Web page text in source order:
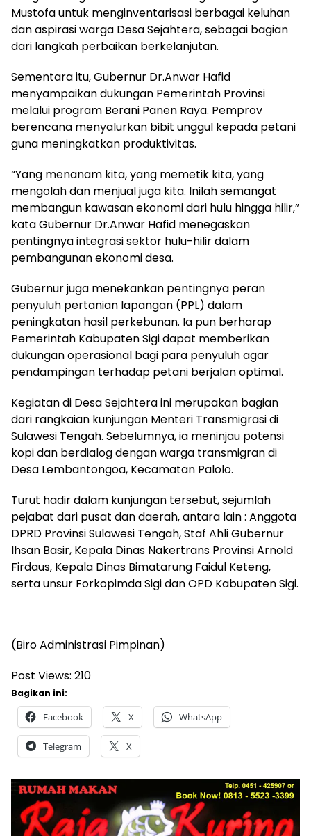
Mustofa untuk menginventarisasi berbagai keluhan
dan aspirasi warga Desa Sejahtera, sebagai bagian
dari langkah perbaikan berkelanjutan.
Sementara itu, Gubernur Dr.Anwar Hafid
menyampaikan dukungan Pemerintah Provinsi
melalui program Berani Panen Raya. Pemprov
berencana menyalurkan bibit unggul kepada petani
guna meningkatkan produktivitas.
“Yang menanam kita, yang memetik kita, yang
mengolah dan menjual juga kita. Inilah semangat
membangun kawasan ekonomi dari hulu hingga hilir,”
kata Gubernur Dr.Anwar Hafid menegaskan
pentingnya integrasi sektor hulu-hilir dalam
pembangunan ekonomi desa.
Gubernur juga menekankan pentingnya peran
penyuluh pertanian lapangan (PPL) dalam
peningkatan hasil perkebunan. Ia pun berharap
Pemerintah Kabupaten Sigi dapat memberikan
dukungan operasional bagi para penyuluh agar
pendampingan terhadap petani berjalan optimal.
Kegiatan di Desa Sejahtera ini merupakan bagian
dari rangkaian kunjungan Menteri Transmigrasi di
Sulawesi Tengah. Sebelumnya, ia meninjau potensi
kopi dan berdialog dengan warga transmigran di
Desa Lembantongoa, Kecamatan Palolo.
Turut hadir dalam kunjungan tersebut, sejumlah
pejabat dari pusat dan daerah, antara lain : Anggota
DPRD Provinsi Sulawesi Tengah, Staf Ahli Gubernur
Ihsan Basir, Kepala Dinas Nakertrans Provinsi Arnold
Firdaus, Kepala Dinas Bimatarung Faidul Keteng,
serta unsur Forkopimda Sigi dan OPD Kabupaten Sigi.
(Biro Administrasi Pimpinan)
Post Views: 210
Bagikan ini:
Facebook X WhatsApp
Telegram X